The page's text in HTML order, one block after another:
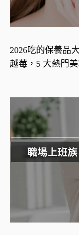
2026吃的保養品
越莓，5 大熱門